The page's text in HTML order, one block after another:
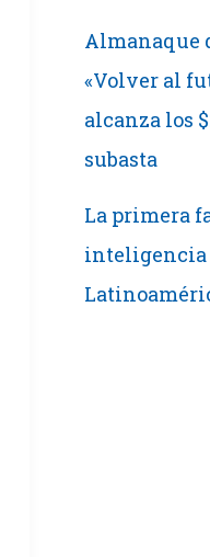
Almanaque
«Volver al
alcanza los
subasta
La primera